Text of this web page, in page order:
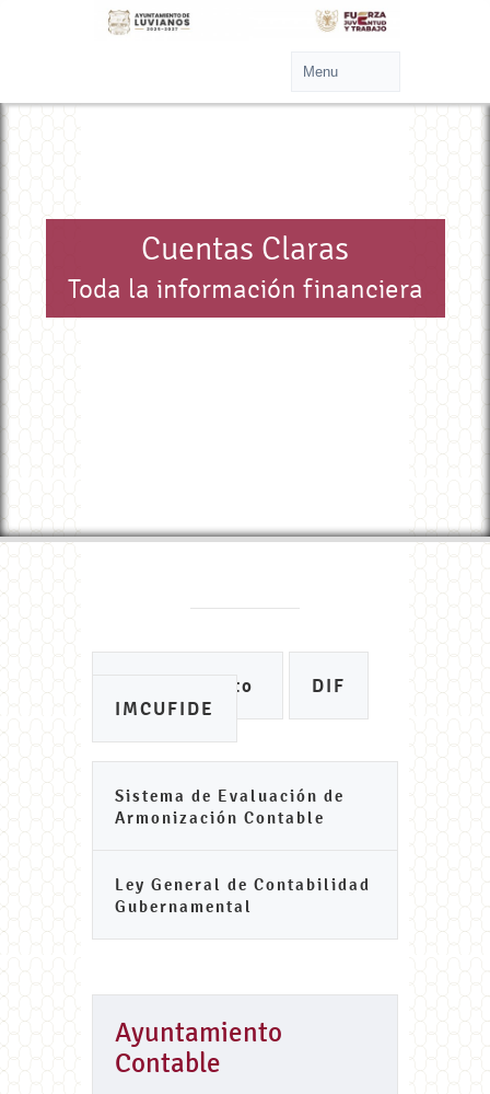
Cuentas Claras
Toda la información financiera
Ayuntamiento
DIF
IMCUFIDE
Sistema de Evaluación de
Armonización Contable
Ley General de Contabilidad
Gubernamental
Ayuntamiento
Contable